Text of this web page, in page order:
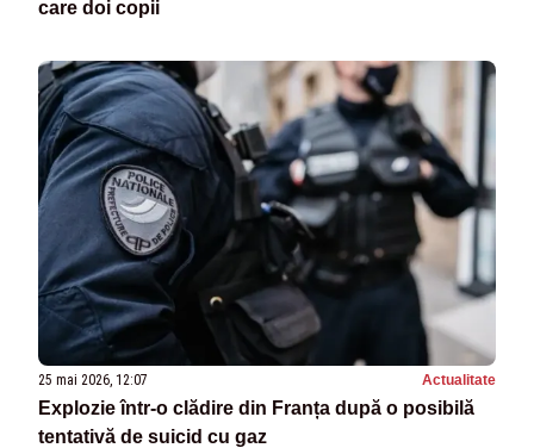
care doi copii
25 mai 2026, 12:07 Actualitate
Explozie într-o clădire din Franța după o posibilă
tentativă de suicid cu gaz